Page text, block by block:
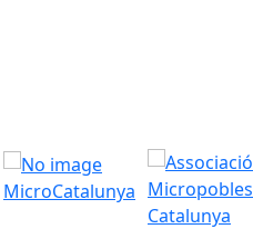
MicroCatalunya